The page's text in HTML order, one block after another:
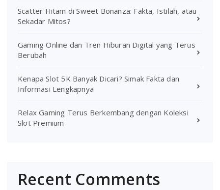
Scatter Hitam di Sweet Bonanza: Fakta, Istilah, atau
Sekadar Mitos?
Gaming Online dan Tren Hiburan Digital yang Terus
Berubah
Kenapa Slot 5K Banyak Dicari? Simak Fakta dan
Informasi Lengkapnya
Relax Gaming Terus Berkembang dengan Koleksi
Slot Premium
Recent Comments